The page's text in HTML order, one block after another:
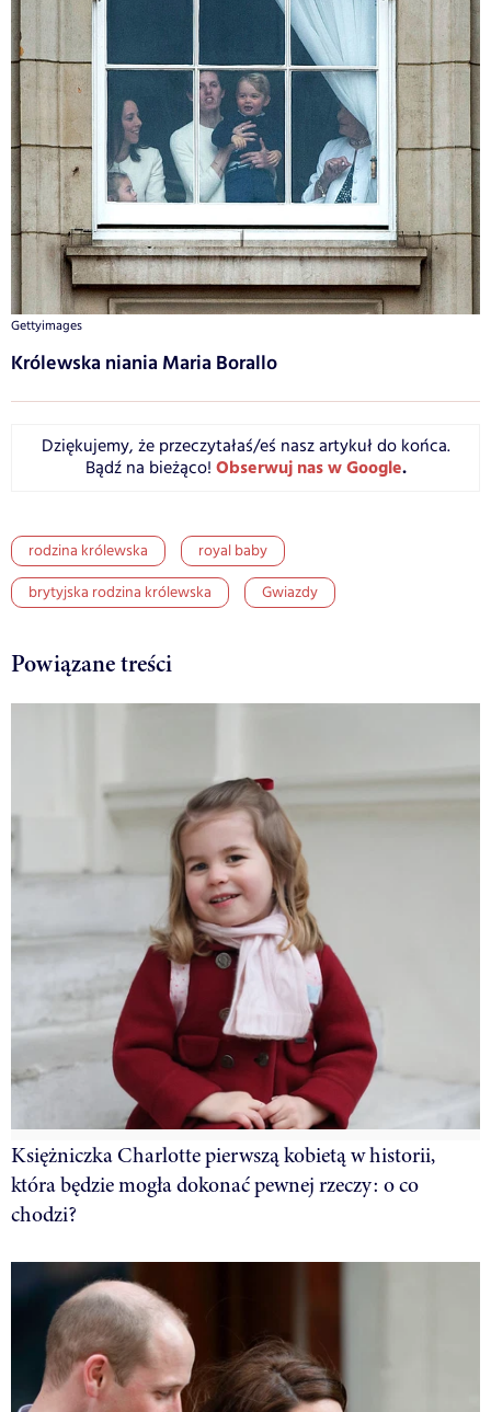
Gettyimages
Królewska niania Maria Borallo
Dziękujemy, że przeczytałaś/eś nasz artykuł do końca.
Bądź na bieżąco! Obserwuj nas w Google.
rodzina królewska
royal baby
brytyjska rodzina królewska
Gwiazdy
Powiązane treści
Księżniczka Charlotte pierwszą kobietą w historii,
która będzie mogła dokonać pewnej rzeczy: o co
chodzi?